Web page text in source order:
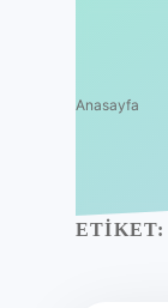
Anasayfa
ETIKET: